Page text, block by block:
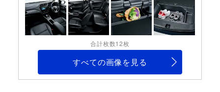
合計枚数12枚
すべての画像を見る